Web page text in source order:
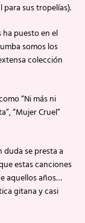
para sus tropelías).
puesto en el
somos los
colección
“Ni más ni
“Mujer Cruel”
duda se presta a
estas canciones
aquellos años…
gitana y casi